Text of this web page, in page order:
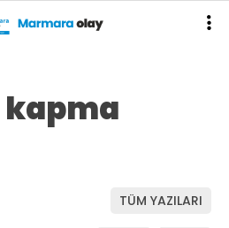
kapma
TÜM YAZILARI